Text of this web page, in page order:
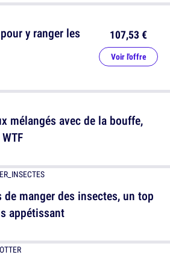
y ranger les
107,53 €
Voir l'offre
de manger des insectes, un top
appétissant
mélangés avec de la bouffe,